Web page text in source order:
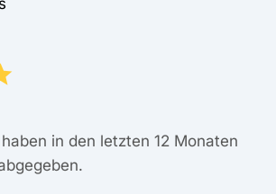
in den letzten 12 Monaten